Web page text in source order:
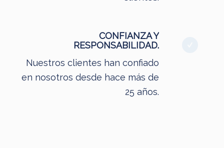
CONFIANZA Y
RESPONSABILIDAD.
Nuestros clientes han confiado
en nosotros desde hace más de
25 años.